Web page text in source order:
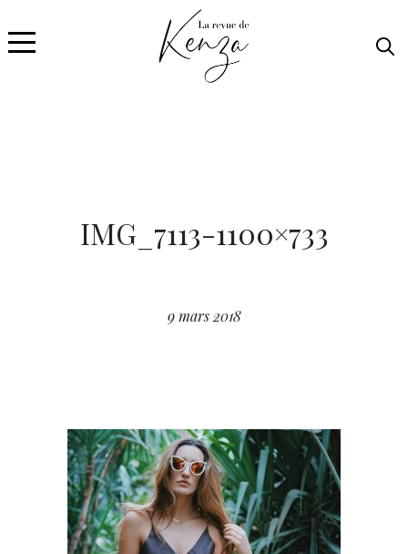
IMG_7113-1100×733
9 mars 2018